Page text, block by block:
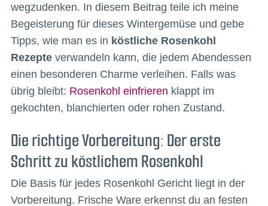
wegzudenken. In diesem Beitrag teile ich meine
Begeisterung für dieses Wintergemüse und gebe
Tipps, wie man es in köstliche Rosenkohl
Rezepteverwandeln kann, die jedem Abendessen
einen besonderen Charme verleihen. Falls was
übrig bleibt: Rosenkohl einfrieren klappt im
gekochten, blanchierten oder rohen Zustand.
Die richtige Vorbereitung: Der erste
Schritt zu köstlichem Rosenkohl
Die Basis für jedes Rosenkohl Gericht liegt in der
Vorbereitung. Frische Ware erkennst du an festen